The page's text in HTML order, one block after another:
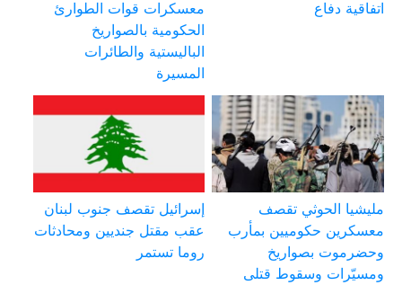
اتفاقية دفاع
معسكرات قوات الطوارئ
الحكومية بالصواريخ
الباليستية والطائرات
المسيرة
مليشيا الحوثي تقصف
معسكرين حكوميين بمأرب
وحضرموت بصواريخ
ومسيّرات وسقوط قتلى
إسرائيل تقصف جنوب لبنان
عقب مقتل جنديين ومحادثات
روما تستمر